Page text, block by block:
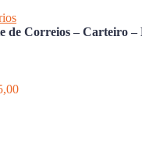
de Correios – Carteiro –